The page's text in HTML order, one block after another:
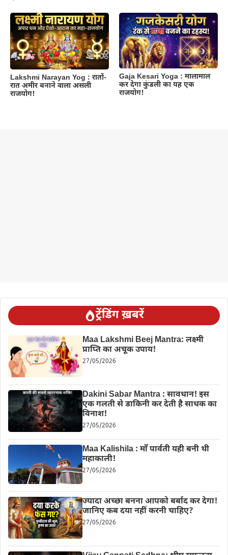
Lakshmi Narayan Yog : रातों-
रात अमीर बनाने वाला असली
राजयोग!
Gaja Kesari Yoga : मालामाल
कर देगा कुंडली का यह एक
राजयोग!
ट्रेंडिंग ख़बरें
Maa Lakshmi Beej Mantra: लक्ष्मी
प्राप्ति का अचूक उपाय!
27/05/2026
Dakini Sabar Mantra : सावधान! इस
एक गलती से डाकिनी कर देती है साधक का
विनाश!
27/05/2026
Maa Kalishila : माँ पार्वती यही बनी थी
महाकाली!
27/05/2026
ज्यादा अच्छा बनना आपको बर्बाद कर देगा!
जानिए कब दया नहीं करनी चाहिए?
27/05/2026